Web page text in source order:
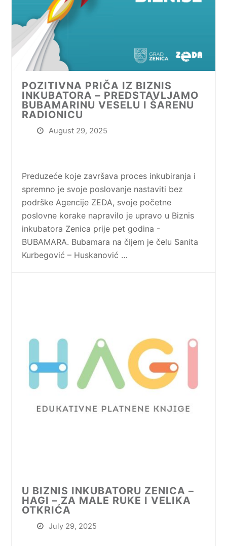
POZITIVNA PRIČA IZ BIZNIS
INKUBATORA – PREDSTAVLJAMO
BUBAMARINU VESELU I ŠARENU
RADIONICU
August 29, 2025
Preduzeće koje završava proces inkubiranja i
spremno je svoje poslovanje nastaviti bez
podrške Agencije ZEDA, svoje početne
poslovne korake napravilo je upravo u Biznis
inkubatora Zenica prije pet godina -
BUBAMARA. Bubamara na čijem je čelu Sanita
Kurbegović – Huskanović …
U BIZNIS INKUBATORU ZENICA –
HAGI – ZA MALE RUKE I VELIKA
OTKRIĆA
July 29, 2025